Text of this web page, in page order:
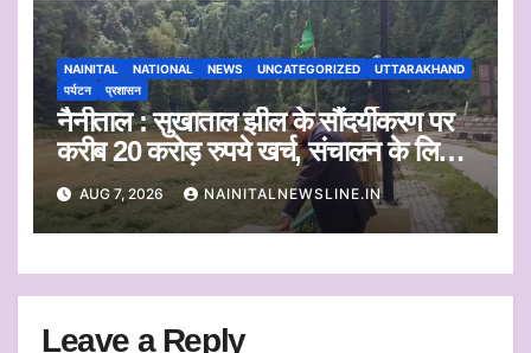
NAINITAL NATIONAL NEWS UNCATEGORIZED
UTTARAKHAND
पर्यटन
प्रशासन
नैनीताल : सुखाताल झील के सौंदर्यीकरण पर
करीब 20 करोड़ रुपये खर्च, संचालन के लिए
संस्था का चयन जल्द
AUG 7, 2026 NAINITALNEWSLINE.IN
Leave a Reply